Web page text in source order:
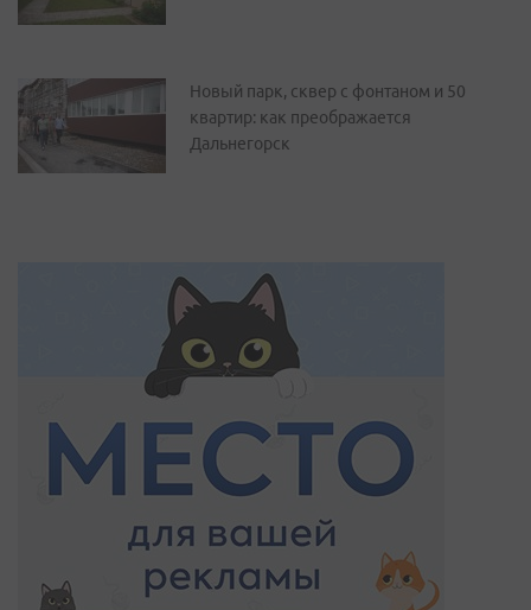
Новый парк, сквер с фонтаном и 50
квартир: как преображается
Дальнегорск